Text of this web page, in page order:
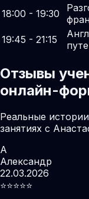
18:00 - 19:30
19:45 - 21:15
Отзывы
онлайн-
Реальные
занятиях с
А
Александр
22.03.2026
⭐️⭐️⭐️⭐️⭐️